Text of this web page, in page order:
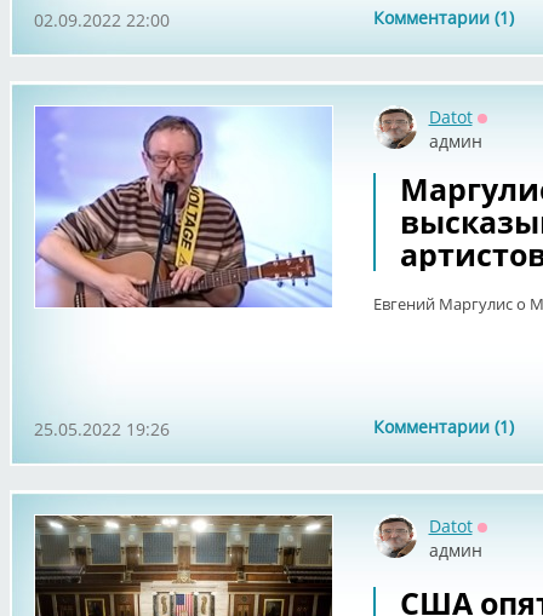
Комментарии (1)
02.09.2022 22:00
Datot
админ
Евгений Маргулис о
Комментарии (1)
25.05.2022 19:26
Datot
админ
США